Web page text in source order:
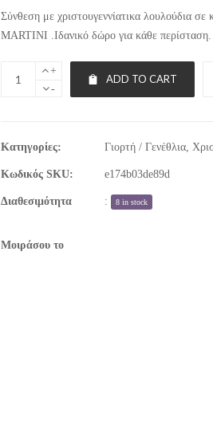
Σύνθεση με χριστουγεννίατικα λουλούδια
MARTINI .Ιδανικό δώρο για κάθε περίσταση.
+
-
ADD TO CART
Κατηγορίες: Γιορτή / Γενέθλια,
Κωδικός SKU: e174b03de89d
Διαθεσιμότητα : 8 in stock
Μοιράσου το